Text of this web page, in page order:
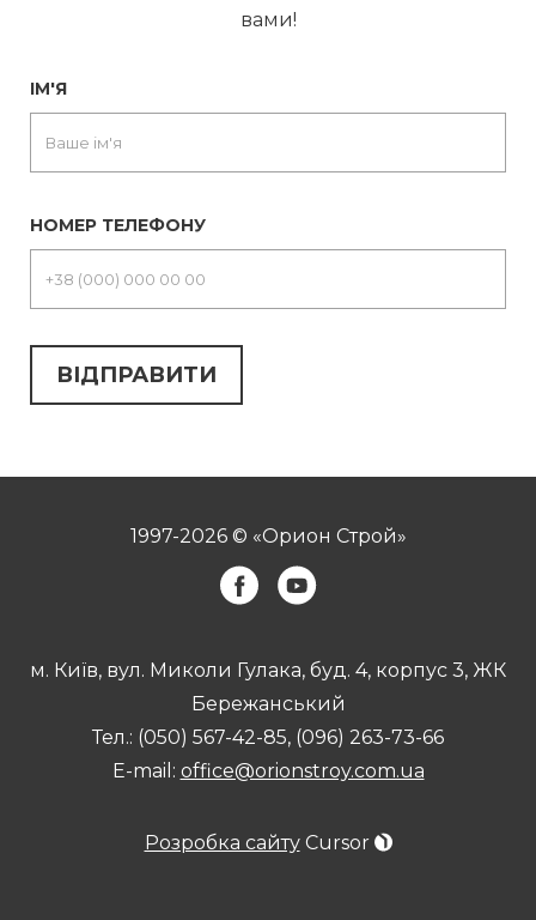
вами!
ІМ'Я
НОМЕР ТЕЛЕФОНУ
1997-2026 © «Орион Строй»
м. Київ, вул. Миколи Гулака, буд. 4, корпус 3, ЖК
Бережанський
Тел.: (050) 567-42-85, (096) 263-73-66
E-mail: office@orionstroy.com.ua
Розробка сайтуCursor